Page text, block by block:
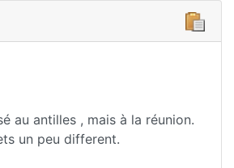
au antilles , mais à la réunion.
un peu different.